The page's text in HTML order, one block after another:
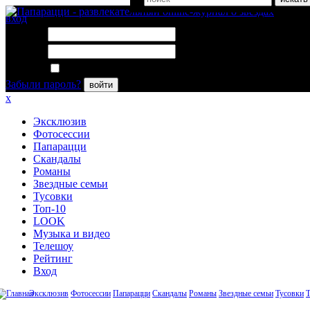
вход
Забыли пароль?
войти
x
Эксклюзив
Фотосессии
Папарацци
Скандалы
Романы
Звездные семьи
Тусовки
Топ-10
LOOK
Музыка и видео
Телешоу
Рейтинг
Вход
Эксклюзив Фотосессии Папарацци Скандалы Романы Звездные семьи Тусовки